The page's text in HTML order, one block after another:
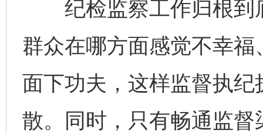
纪检监察工作归根到
群众在哪方面感觉不幸
面下功夫，这样监督执
散。同时，只有畅通监